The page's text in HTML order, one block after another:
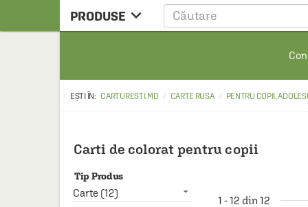
PRODUSE 
CARTE RUSA
MANGA
MUZICA
CARTURESTI.MD CARTE RUSA PENTRU COPII,
Carti de colorat pentru copii
Tip Produs
Carte (12)
1 - 12 din 12